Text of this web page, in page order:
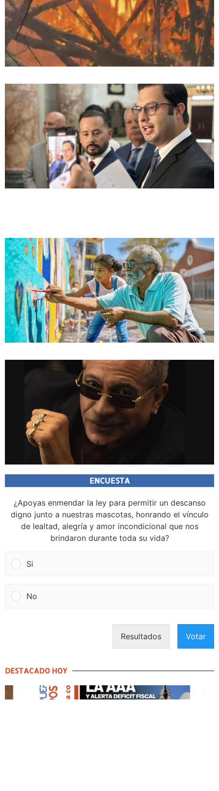
ENCUESTA
¿Apoyas enmendar la ley para permitir un descanso
digno junto a nuestras mascotas, honrando el vínculo
de lealtad, alegría y amor incondicional que nos
brindaron durante toda su vida?
Si
No
Resultados Votar
DESTACADO HOY